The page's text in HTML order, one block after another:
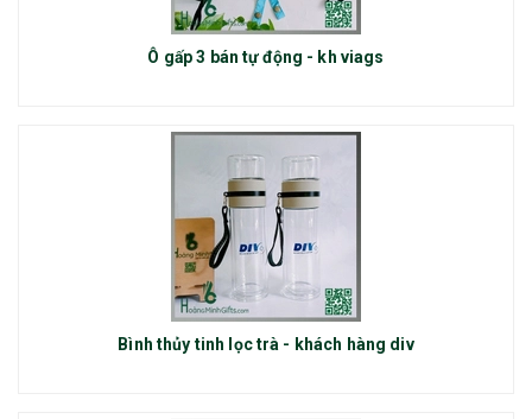
Ô gấp 3 bán tự động - kh viags
Bình thủy tinh lọc trà - khách hàng div